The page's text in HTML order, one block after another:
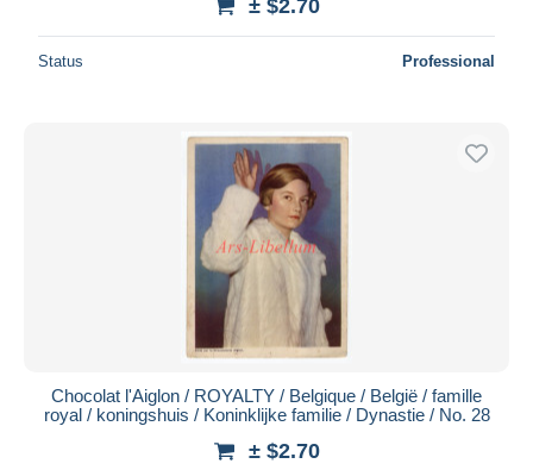
± $2.70
Status Professional
Chocolat l'Aiglon / ROYALTY / Belgique / België / famille
royal / koningshuis / Koninklijke familie / Dynastie / No. 28
± $2.70